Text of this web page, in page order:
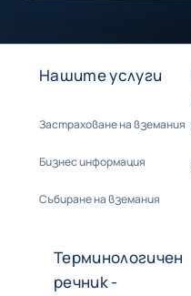
Нашите услуги
Застраховане на вземания
Бизнес информация
Събиране на вземания
Терминологичен
речник -